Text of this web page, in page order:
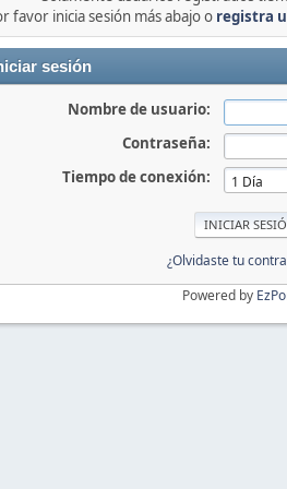
favor inicia sesión más abajo o registra
sesión
Nombre de usuario:
Contraseña:
Tiempo de conexión:
¿Olvidaste tu
Powered by